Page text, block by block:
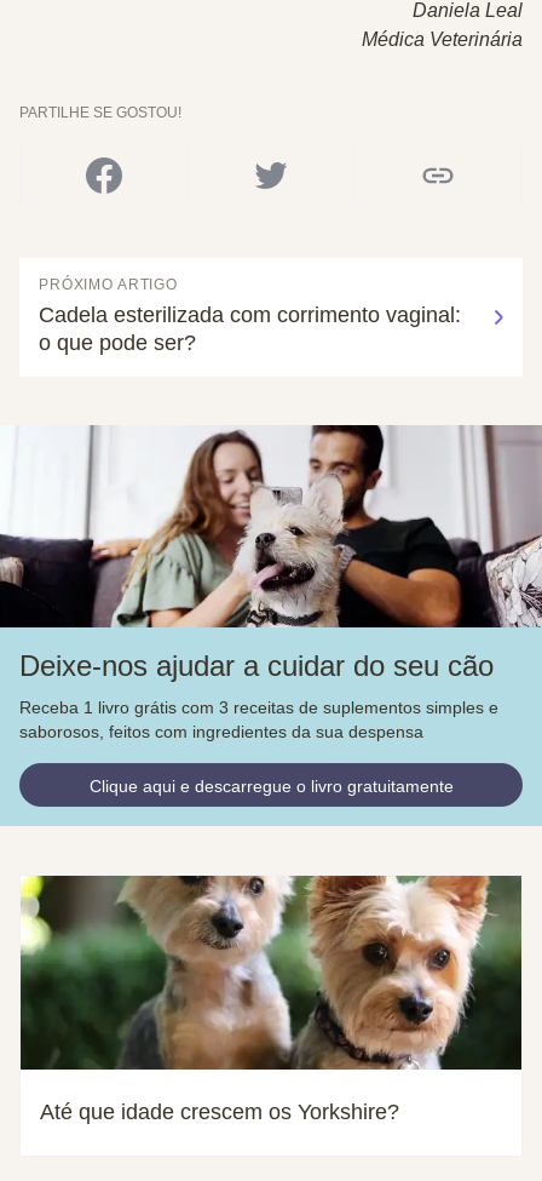
Daniela Leal
Médica Veterinária
PARTILHE SE GOSTOU!
PRÓXIMO ARTIGO
Cadela esterilizada com corrimento vaginal:
o que pode ser?
Deixe-nos ajudar a cuidar do seu cão
Receba 1 livro grátis com 3 receitas de suplementos simples e
saborosos, feitos com ingredientes da sua despensa
Clique aqui e descarregue o livro gratuitamente
Até que idade crescem os Yorkshire?